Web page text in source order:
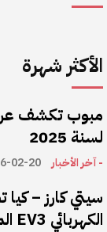
الأكثر شهرة
مبوب تكشف عن
لسنة 2025
- آخر الأخبار 02-20
سيتي كارز –
الكهربائي EV3 المتوَّجة بلقب سيارة العام عالميًا